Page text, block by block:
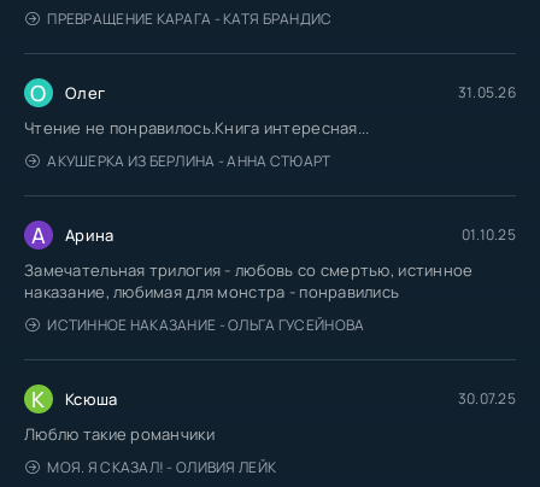
ПРЕВРАЩЕНИЕ КАРАГА - КАТЯ БРАНДИС
О Олег 31.05.26
Чтение не понравилось.Книга интересная...
АКУШЕРКА ИЗ БЕРЛИНА - АННА СТЮАРТ
А Арина 01.10.25
Замечательная трилогия - любовь со смертью, истинное
наказание, любимая для монстра - понравились
ИСТИННОЕ НАКАЗАНИЕ - ОЛЬГА ГУСЕЙНОВА
К Ксюша 30.07.25
Люблю такие романчики
МОЯ. Я СКАЗАЛ! - ОЛИВИЯ ЛЕЙК